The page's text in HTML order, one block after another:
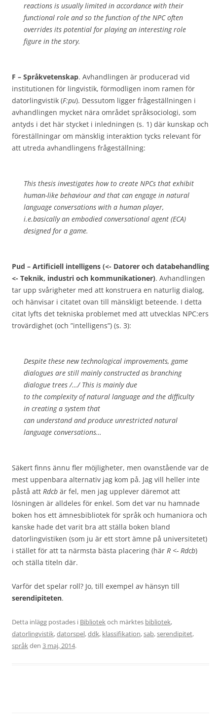
reactions is usually limited in accordance with their
functional role and so the function of the NPC often
overrides its potential for playing an interesting role
figure in the story.
F – Språkvetenskap. Avhandlingen är producerad vid
institutionen för lingvistik, förmodligen inom ramen för
datorlingvistik (F:pu). Dessutom ligger frågeställningen i
avhandlingen mycket nära området språksociologi, som
antyds i det här stycket i inledningen (s. 1) där kunskap och
föreställningar om mänsklig interaktion tycks relevant för
att utreda avhandlingens frågeställning:
This thesis investigates how to create NPCs that exhibit
human-like behaviour and that can engage in natural
language conversations with a human player,
i.e.basically an embodied conversational agent (ECA)
designed for a game.
Pud – Artificiell intelligens (<- Datorer och databehandling
<- Teknik, industri och kommunikationer). Avhandlingen
tar upp svårigheter med att konstruera en naturlig dialog,
och hänvisar i citatet ovan till mänskligt beteende. I detta
citat lyfts det tekniska problemet med att utvecklas NPC:ers
trovärdighet (och ”intelligens”) (s. 3):
Despite these new technological improvements, game
dialogues are still mainly constructed as branching
dialogue trees /…/ This is mainly due
to the complexity of natural language and the difficulty
in creating a system that
can understand and produce unrestricted natural
language conversations…
Säkert finns ännu fler möjligheter, men ovanstående var de
mest uppenbara alternativ jag kom på. Jag vill heller inte
påstå att Rdcb är fel, men jag upplever däremot att
lösningen är alldeles för enkel. Som det var nu hamnade
boken hos ett ämnesbibliotek för språk och humaniora och
kanske hade det varit bra att ställa boken bland
datorlingvistiken (som ju är ett stort ämne på universitetet)
i stället för att ta närmsta bästa placering (här R <- Rdcb)
och ställa titeln där.
Varför det spelar roll? Jo, till exempel av hänsyn till
serendipiteten.
Detta inlägg postades i Bibliotek och märktes bibliotek,
datorlingvistik,datorspel,ddk, klassifikation,sab,serendipitet,
språk den 3 maj, 2014.